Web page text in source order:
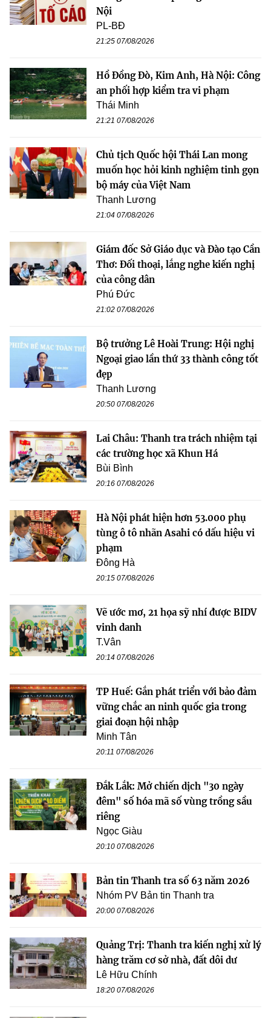
Nội
PL-BĐ
21:25 07/08/2026
Hồ Đồng Đò, Kim Anh, Hà Nội: Công
an phối hợp kiểm tra vi phạm
Thái Minh
21:21 07/08/2026
Chủ tịch Quốc hội Thái Lan mong
muốn học hỏi kinh nghiệm tinh gọn
bộ máy của Việt Nam
Thanh Lương
21:04 07/08/2026
Giám đốc Sở Giáo dục và Đào tạo Cần
Thơ: Đối thoại, lắng nghe kiến nghị
của công dân
Phú Đức
21:02 07/08/2026
Bộ trưởng Lê Hoài Trung: Hội nghị
Ngoại giao lần thứ 33 thành công tốt
đẹp
Thanh Lương
20:50 07/08/2026
Lai Châu: Thanh tra trách nhiệm tại
các trường học xã Khun Há
Bùi Bình
20:16 07/08/2026
Hà Nội phát hiện hơn 53.000 phụ
tùng ô tô nhãn Asahi có dấu hiệu vi
phạm
Đông Hà
20:15 07/08/2026
Vẽ ước mơ, 21 họa sỹ nhí được BIDV
vinh danh
T.Vân
20:14 07/08/2026
TP Huế: Gắn phát triển với bảo đảm
vững chắc an ninh quốc gia trong
giai đoạn hội nhập
Minh Tân
20:11 07/08/2026
Đắk Lắk: Mở chiến dịch "30 ngày
đêm" số hóa mã số vùng trồng sầu
riêng
Ngọc Giàu
20:10 07/08/2026
Bản tin Thanh tra số 63 năm 2026
Nhóm PV Bản tin Thanh tra
20:00 07/08/2026
Quảng Trị: Thanh tra kiến nghị xử lý
hàng trăm cơ sở nhà, đất dôi dư
Lê Hữu Chính
18:20 07/08/2026